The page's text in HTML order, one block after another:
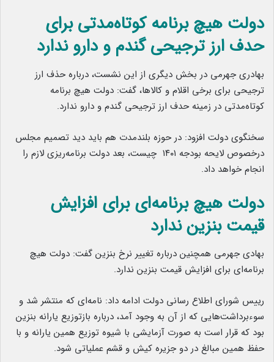
دولت هیچ برنامه کوتاه‌مدتی برای
حدف ارز ترجیحی گندم و دارو ندارد
بهادری جهرمی در بخش دیگری از این نشست، درباره حذف ارز
ترجیحی برای برخی اقلام و کالاها، گفت: دولت هیچ برنامه
کوتاه‌مدتی در زمینه حدف ارز ترجیحی گندم و دارو ندارد.
سخنگوی دولت افزود: در حوزه بلندمدت هم باید دید تصمیم مجلس
درخصوص لایحه بودجه ۱۴۰۱ چیست، بعد دولت برنامه‌ریزی لازم را
انجام خواهد داد.
دولت هیچ برنامه‌ای برای افزایش
قیمت بنزین ندارد
بهادی جهرمی همچنین درباره تغییر نرخ بنزین گفت: دولت هیچ
برنامه‌ای برای افزایش قیمت بنزین ندارد.
رییس شورای اطلاع رسانی دولت ادامه داد: نامه‌ای که منتشر شد و
سوءبرداشت‌هایی که از آن به وجود آمد، درباره بازتوزیع یارانه بنزین
بود که قرار است به صورت آزمایشی با شیوه توزیع همین یارانه و با
حفظ همین مبالغ در دو جزیره کیش و قشم عملیاتی شود.